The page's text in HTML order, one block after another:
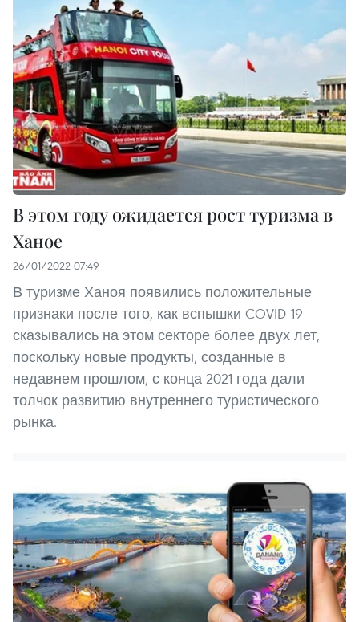
В этом году ожидается рост туризма в
Ханое
26/01/2022 07:49
В туризме Ханоя появились положительные
признаки после того, как вспышки COVID-19
сказывались на этом секторе более двух лет,
поскольку новые продукты, созданные в
недавнем прошлом, с конца 2021 года дали
толчок развитию внутреннего туристического
рынка.